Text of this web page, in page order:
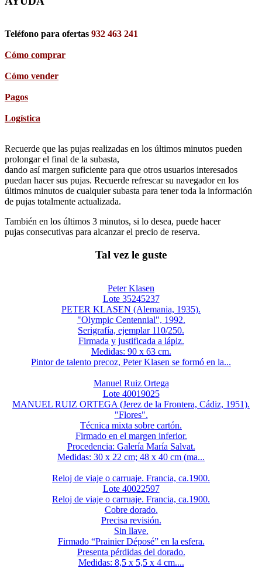
Teléfono para ofertas 932 463 241
Cómo comprar
Cómo vender
Pagos
Logística
Recuerde que las pujas realizadas en los últimos minutos pueden
prolongar el final de la subasta,
dando así margen suficiente para que otros usuarios interesados
puedan hacer sus pujas. Recuerde refrescar su navegador en los
últimos minutos de cualquier subasta para tener toda la información
de pujas totalmente actualizada.
También en los últimos 3 minutos, si lo desea, puede hacer
pujas consecutivas para alcanzar el precio de reserva.
Tal vez le guste
Peter Klasen
Lote 35245237
PETER KLASEN (Alemania, 1935).
"Olympic Centennial", 1992.
Serigrafía, ejemplar 110/250.
Firmada y justificada a lápiz.
Medidas: 90 x 63 cm.
Pintor de talento precoz, Peter Klasen se formó en la...
Manuel Ruiz Ortega
Lote 40019025
MANUEL RUIZ ORTEGA (Jerez de la Frontera, Cádiz, 1951).
"Flores".
Técnica mixta sobre cartón.
Firmado en el margen inferior.
Procedencia: Galería María Salvat.
Medidas: 30 x 22 cm; 48 x 40 cm (ma...
Reloj de viaje o carruaje. Francia, ca.1900.
Lote 40022597
Reloj de viaje o carruaje. Francia, ca.1900.
Cobre dorado.
Precisa revisión.
Sin llave.
Firmado “Prainier Déposé” en la esfera.
Presenta pérdidas del dorado.
Medidas: 8,5 x 5,5 x 4 cm....